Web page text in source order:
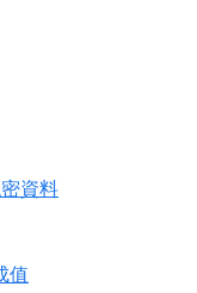
資料
值